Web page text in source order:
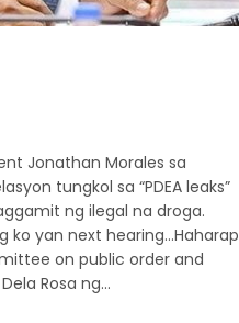
Jonathan Morales sa
tungkol sa “PDEA leaks”
ng ilegal na droga.
ko yan next hearing…Haharap
on public order and
Rosa ng…